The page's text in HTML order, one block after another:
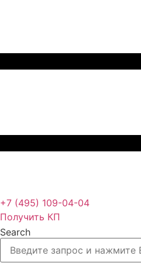
+7 (495) 109-04-04
Получить КП
Search